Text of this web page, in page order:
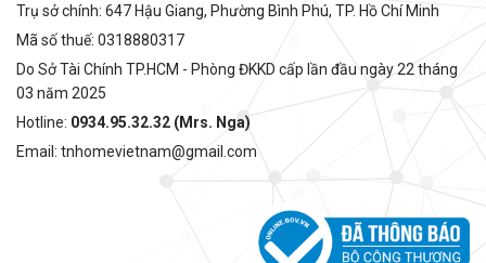
Trụ sở chính: 647 Hậu Giang, Phường Bình Phú, TP. Hồ Chí Minh
Mã số thuế: 0318880317
Do Sở Tài Chính TP.HCM - Phòng ĐKKD cấp lần đầu ngày 22 tháng
03 năm 2025
Hotline: 0934.95.32.32 (Mrs. Nga)
Email: tnhomevietnam@gmail.com